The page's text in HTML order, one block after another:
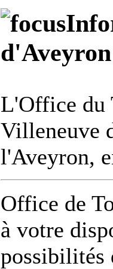
d'Aveyron
L'Office du
Villeneuve
l'Aveyron,
Office de
à votre
possibilités